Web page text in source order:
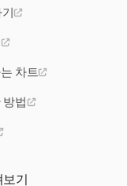
차트
법
기